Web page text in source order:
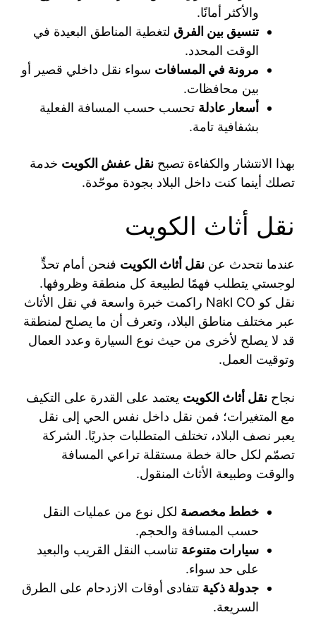
والأكثر أمانًا.
تنسيق بين الفرق لتغطية المناطق البعيدة في
الوقت المحدد.
مرونة في المسافات سواء نقل داخلي قصير أو
بين محافظات.
أسعار عادلة تحسب حسب المسافة الفعلية
بشفافية تامة.
بهذا الانتشار والكفاءة تصبح نقل عفش الكويت خدمة
تصلك أينما كنت داخل البلاد بجودة موحّدة.
نقل أثاث الكويت
عندما نتحدث عن نقل أثاث الكويت فنحن أمام تحدٍّ
لوجستي يتطلب فهمًا لطبيعة كل منطقة وظروفها.
نقل كو Nakl CO راكمت خبرة واسعة في نقل الأثاث
عبر مختلف مناطق البلاد، وتعرف أن ما يصلح لمنطقة
قد لا يصلح لأخرى من حيث نوع السيارة وعدد العمال
وتوقيت العمل.
نجاح نقل أثاث الكويت يعتمد على القدرة على التكيف
مع المتغيرات؛ فمن نقل داخل نفس الحي إلى نقل
يعبر نصف البلاد، تختلف المتطلبات جذريًا. الشركة
تصمّم لكل حالة خطة مستقلة تراعي المسافة
والوقت وطبيعة الأثاث المنقول.
خطط مخصصة لكل نوع من عمليات النقل
حسب المسافة والحجم.
سيارات متنوعة تناسب النقل القريب والبعيد
على حد سواء.
جدولة ذكية تتفادى أوقات الازدحام على الطرق
السريعة.